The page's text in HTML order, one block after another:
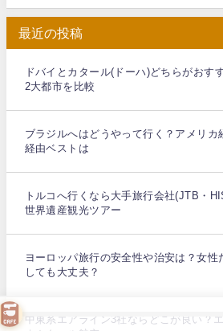
最近の投稿
ドバイとカタール(ドーハ)どちらがおす
2大都市を比較
ブラジルへはどうやって行く？アメリカ
経由ベストは
トルコへ行くなら大手旅行会社(JTB・
世界遺産観光ツアー
ヨーロッパ旅行の安全性や治安は？女性
しても大丈夫？
中東系エアライン3社ならどこが良い？